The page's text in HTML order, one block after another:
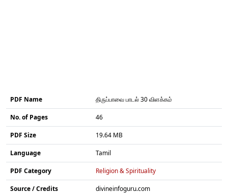
PDF Name திருப்பாவை பாடல் 30 விளக்கம்
No. of Pages 46
PDF Size 19.64 MB
Language Tamil
PDF Category Religion & Spirituality
Source / Credits divineinfoguru.com